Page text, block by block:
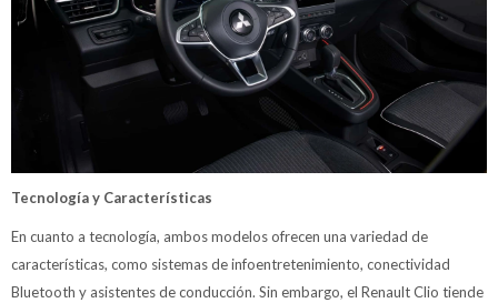
Tecnología y Características
En cuanto a tecnología, ambos modelos ofrecen una variedad de
características, como sistemas de infoentretenimiento, conectividad
Bluetooth y asistentes de conducción. Sin embargo, el Renault Clio tiende